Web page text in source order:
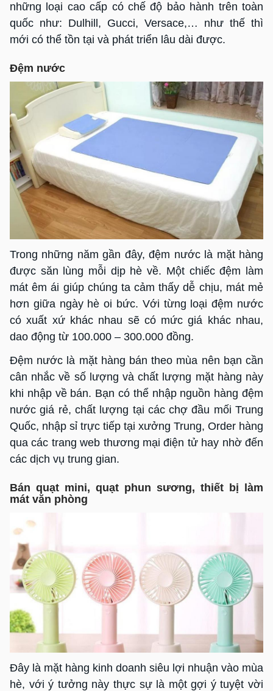
những loại cao cấp có chế độ bảo hành trên toàn
quốc như: Dulhill, Gucci, Versace,… như thế thì
mới có thể tồn tại và phát triển lâu dài được.
Đệm nước
Trong những năm gần đây, đệm nước là mặt hàng
được săn lùng mỗi dịp hè về. Một chiếc đệm làm
mát êm ái giúp chúng ta cảm thấy dễ chịu, mát mẻ
hơn giữa ngày hè oi bức. Với từng loại đệm nước
có xuất xứ khác nhau sẽ có mức giá khác nhau,
dao động từ 100.000 – 300.000 đồng.
Đệm nước là mặt hàng bán theo mùa nên bạn cần
cân nhắc về số lượng và chất lượng mặt hàng này
khi nhập về bán. Bạn có thể nhập nguồn hàng đệm
nước giá rẻ, chất lượng tại các chợ đầu mối Trung
Quốc, nhập sỉ trực tiếp tại xưởng Trung, Order hàng
qua các trang web thương mại điện tử hay nhờ đến
các dịch vụ trung gian.
Bán quạt mini, quạt phun sương, thiết bị làm
mát văn phòng
Đây là mặt hàng kinh doanh siêu lợi nhuận vào mùa
hè, với ý tưởng này thực sự là một gợi ý tuyệt vời